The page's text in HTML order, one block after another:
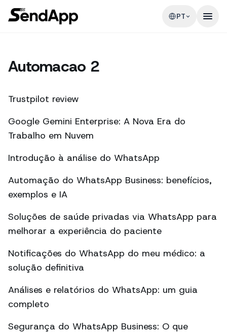
PT
Automacao 2
Trustpilot review
Google Gemini Enterprise: A Nova Era do
Trabalho em Nuvem
Introdução à análise do WhatsApp
Automação do WhatsApp Business: benefícios,
exemplos e IA
Soluções de saúde privadas via WhatsApp para
melhorar a experiência do paciente
Notificações do WhatsApp do meu médico: a
solução definitiva
Análises e relatórios do WhatsApp: um guia
completo
Segurança do WhatsApp Business: O que